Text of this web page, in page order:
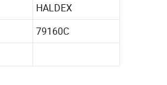
HALDEX
79160C